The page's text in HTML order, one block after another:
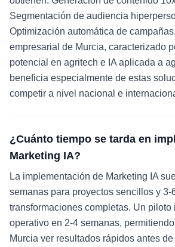
Segmentación de audiencia
Optimización automática de
empresarial de Murcia, caracterizado
potencial en agritech e IA aplicada a
beneficia especialmente de estas
competir a nivel nacional e
¿Cuánto tiempo se tarda en
Marketing IA?
La implementación de Marketing IA
semanas para proyectos sencillos y 3-
transformaciones completas. Un
operativo en 2-4 semanas,
Murcia ver resultados rápidos antes